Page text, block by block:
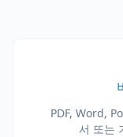
PDF, Word,
서 또는